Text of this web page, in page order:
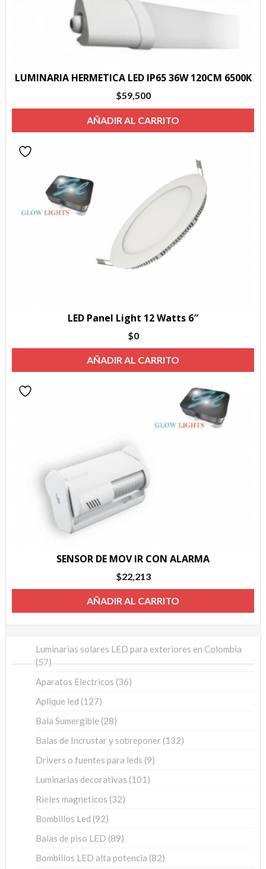
LUMINARIA HERMETICA LED IP65 36W 120CM 6500K
$59,500
AÑADIR AL CARRITO
LED Panel Light 12 Watts 6″
$0
AÑADIR AL CARRITO
SENSOR DE MOV IR CON ALARMA
$22,213
AÑADIR AL CARRITO
Luminarias solares LED para exteriores en Colombia
5757
Aparatos Electricos 3636
Aplique led 127127
Bala Sumergible 2828
Balas de Incrustar y sobreponer 132132
Drivers o fuentes para leds 99
Luminarias decorativas 101 101
Rieles magneticos 3232
Bombillos Led 9292
Balas de piso LED 8989
Bombillos LED alta potencia 8282